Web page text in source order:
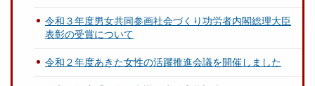
令和３年度男女共同参画社会づくり功労者内閣総理大臣
表彰の受賞について
令和２年度あきた女性の活躍推進会議を開催しました